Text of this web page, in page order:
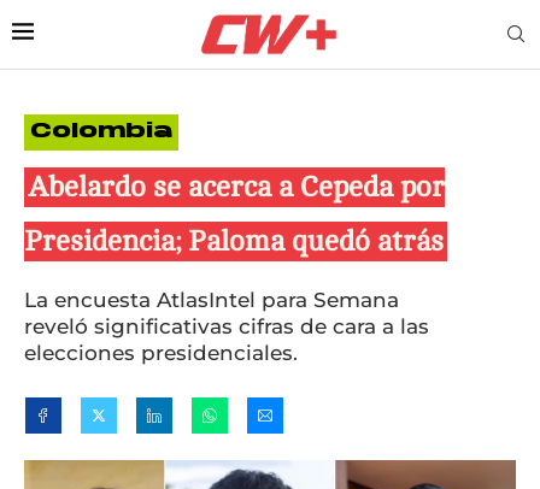
Colombia
Abelardo se acerca a Cepeda por
Presidencia; Paloma quedó atrás
La encuesta AtlasIntel para Semana
reveló significativas cifras de cara a las
elecciones presidenciales.